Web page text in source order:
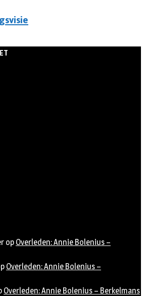
op Overleden: Annie Bolenius –
Overleden: Annie Bolenius –
Overleden: Annie Bolenius – Berkelmans